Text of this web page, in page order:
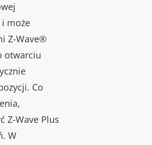
może
Z-Wave®
otwarciu
Co
Z-Wave Plus
W